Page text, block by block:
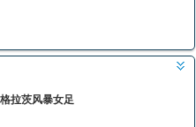
拉茨风暴女足